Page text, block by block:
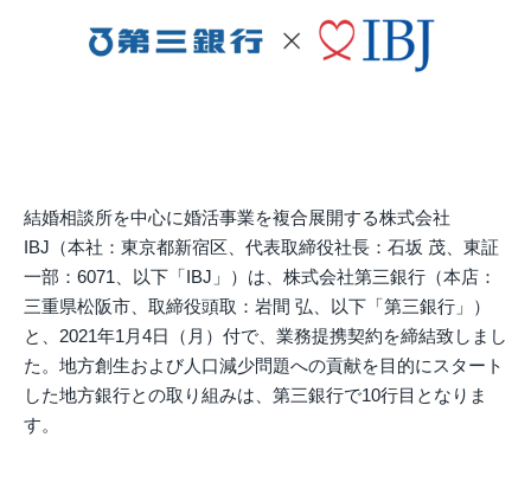
結婚相談所を中心に婚活事業を複合展開する株式会社
IBJ（本社：東京都新宿区、代表取締役社長：石坂 茂、東証
一部：6071、以下「IBJ」）は、株式会社第三銀行（本店：
三重県松阪市、取締役頭取：岩間 弘、以下「第三銀行」）
と、2021年1月4日（月）付で、業務提携契約を締結致しまし
た。地方創生および人口減少問題への貢献を目的にスタート
した地方銀行との取り組みは、第三銀行で10行目となりま
す。